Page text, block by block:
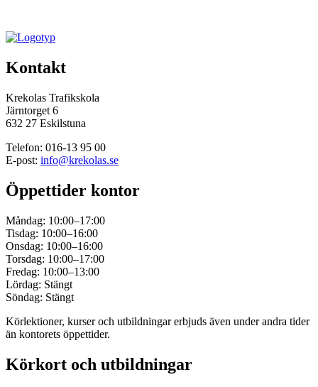
Kontakt
Krekolas Trafikskola
Järntorget 6
632 27 Eskilstuna
Telefon: 016-13 95 00
E-post: info@krekolas.se
Öppettider kontor
Måndag: 10:00–17:00
Tisdag: 10:00–16:00
Onsdag: 10:00–16:00
Torsdag: 10:00–17:00
Fredag: 10:00–13:00
Lördag: Stängt
Söndag: Stängt
Körlektioner, kurser och utbildningar erbjuds även under andra tider
än kontorets öppettider.
Körkort och utbildningar